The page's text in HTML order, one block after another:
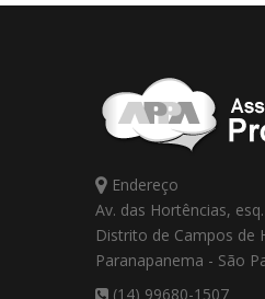
Endereço
Av. das Hortências,
Distrito de Campos de
Paranapanema - São
(14) 99680-1507